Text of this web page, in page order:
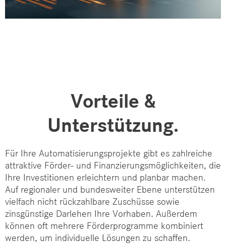
Vorteile &
Unterstützung.
Für Ihre Automatisierungsprojekte gibt es zahlreiche
attraktive Förder- und Finanzierungsmöglichkeiten, die
Ihre Investitionen erleichtern und planbar machen.
Auf regionaler und bundesweiter Ebene unterstützen
vielfach nicht rückzahlbare Zuschüsse sowie
zinsgünstige Darlehen Ihre Vorhaben. Außerdem
können oft mehrere Förderprogramme kombiniert
werden, um individuelle Lösungen zu schaffen.